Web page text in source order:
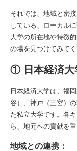
それでは、地域と密
している、ローカル
大学の所在地や特徴
の場を見つけてみてく
① 日本経済大
日本経済大学は、福
谷）、神戸（三宮）
た私立大学です。各
ら、地元への貢献を
地域との連携：